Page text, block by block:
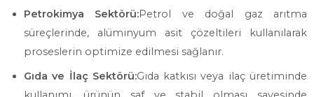
Petrokimya Sektörü:Petrol ve doğal gaz arıtma
süreçlerinde, alüminyum asit çözeltileri kullanılarak
proseslerin optimize edilmesi sağlanır.
Gıda ve İlaç Sektörü:Gıda katkısı veya ilaç üretiminde